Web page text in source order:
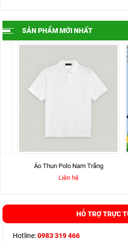
SẢN PHẨM MỚI NHẤT
Áo Thun Polo Nam Trắng
Liên hệ
HỖ TRỢ TRỰC
Hotline:0983 319 466